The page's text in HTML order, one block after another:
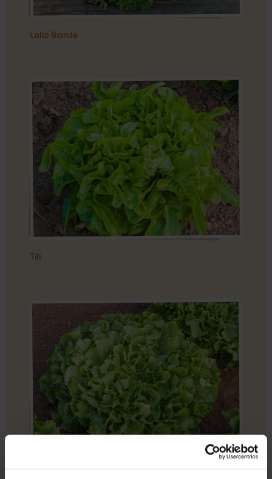
Lollo Bionda
Till